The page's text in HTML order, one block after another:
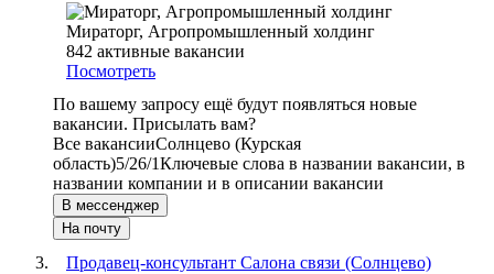
Мираторг, Агропромышленный холдинг
842 активные вакансии
Посмотреть
По вашему запросу ещё будут появляться новые
вакансии. Присылать вам?
Все вакансииСолнцево (Курская
область)5/26/1Ключевые слова в названии вакансии, в
названии компании и в описании вакансии
В мессенджер
На почту
Продавец-консультант Салона связи (Солнцево)